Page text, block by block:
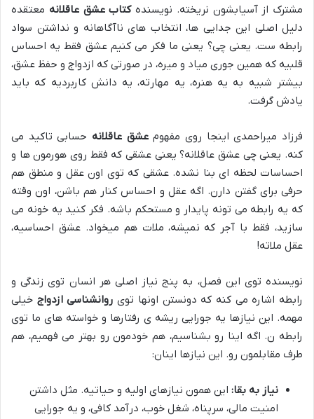
مشترک از آسیابشون نریخته. نویسندهکتاب عشق عاقلانه معتقده
دلیل اصلی این جدایی ها، انتخاب های ناآگاهانه و نداشتن سواد
رابطه ست. یعنی چی؟ یعنی ما فکر می کنیم عشق فقط یه احساس
قلبیه که همین جوری میاد و میره، در صورتی که ازدواج و حفظ عشق،
بیشتر شبیه به یه هنره، یه مهارته، یه دانش کاربردیه که باید
یادش گرفت.
فرزاد میراحمدی اینجا روی مفهومعشق عاقلانه حسابی تاکید می
کنه. یعنی چی عشق عاقلانه؟ یعنی عشقی که فقط روی هورمون ها و
احساسات لحظه ای بنا نشده. عشقی که توی اون عقل و منطق هم
حرفی برای گفتن دارن. اگه عقل و احساس کنار هم باشن، اون وقته
که یه رابطه می تونه پایدار و مستحکم باشه. فکر کنید یه خونه می
سازید، فقط با آجر که نمیشه، ملات هم میخواد. عشق احساسیه،
عقل ملاته!
نویسنده توی این فصل، به پنج نیاز اصلی هر انسان توی زندگی و
رابطه اشاره می کنه که دونستن اونها توی روانشناسی ازدواج خیلی
مهمه. این نیازها یه جورایی ریشه ی رفتارها و خواسته های ما توی
رابطه ن. اگه اینا رو بشناسیم، هم خودمون رو بهتر می فهمیم، هم
طرف مقابلمون رو. این نیازها اینان:
نیاز به بقا: این همون نیازهای اولیه و حیاتیه. مثل داشتن
امنیت مالی، سرپناه، شغل خوب، درآمد کافی، و یه جورایی